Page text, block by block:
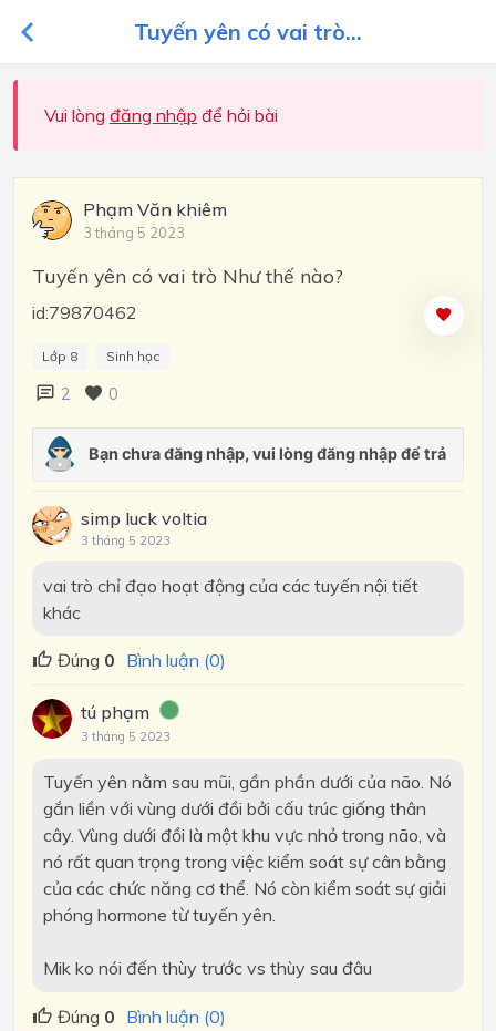
Tuyến yên có vai trò...
Vui lòng đăng nhập để hỏi bài
Phạm Văn khiêm
3 tháng 5 2023
Tuyến yên có vai trò Như thế nào?
id:79870462
Lớp 8 Sinh học
2 0
simp luck voltia
3 tháng 5 2023
vai trò chỉ đạo hoạt động của các tuyến nội tiết
khác
Đúng 0 Bình luận (0)
tú phạm
3 tháng 5 2023
Tuyến yên nằm sau mũi, gần phần dưới của não. Nó
gắn liền với vùng dưới đồi bởi cấu trúc giống thân
cây. Vùng dưới đồi là một khu vực nhỏ trong não, và
nó rất quan trọng trong việc kiểm soát sự cân bằng
của các chức năng cơ thể. Nó còn kiểm soát sự giải
phóng hormone từ tuyến yên.
Mik ko nói đến thùy trước vs thùy sau đâu
Đúng 0 Bình luận (0)